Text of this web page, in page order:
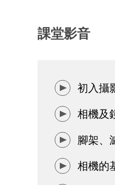
課堂影音
初入攝
相機及
腳架、
相機的